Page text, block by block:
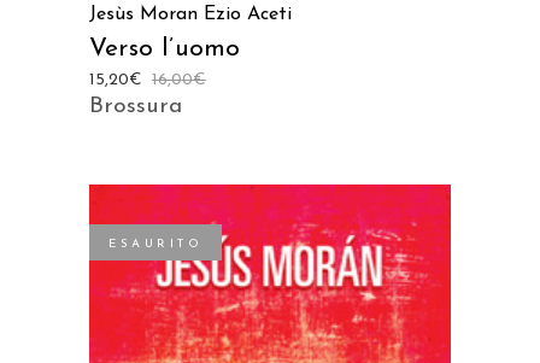
Jesùs Moran Ezio Aceti
Verso l’uomo
16,00€
15,20€
Brossura
ESAURITO